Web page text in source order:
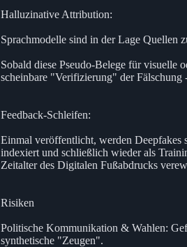
Halluzinative Attribution:
Sprachmodelle sind in der Lage Quellen
Sobald diese Pseudo-Belege für visuelle
scheinbare "Verifizierung" der Fälschung
Feedback-Schleifen:
Einmal veröffentlicht, werden Deepfakes
indexiert und schließlich wieder als
Zeitalter des Digitalen Fußabdrucks
Risiken
Politische Kommunikation & Wahlen:
synthetische "Zeugen".